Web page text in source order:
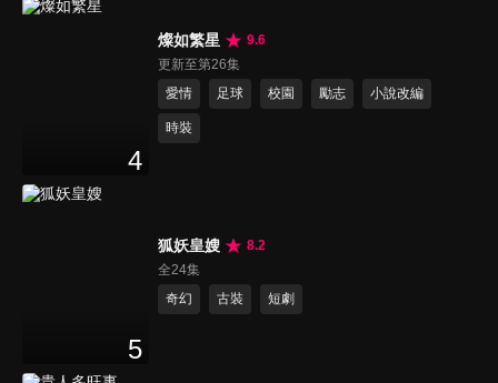
4
燦如繁星
9.6
更新至第26集
愛情
足球 校園 勵志 小說改編
時裝
5
狐妖皇嫂
8.2
全24集
奇幻
古裝 短劇